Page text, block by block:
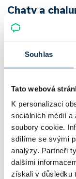
Souhlas
Tato webová
K personalizaci
sociálních médií a
soubory cookie.
sdílíme se svými
analýzy. Partneři
dalšími
získali v důsledku
Chaty a
klesá a trh
a prodejní tempo…
Pavel Pohanka|